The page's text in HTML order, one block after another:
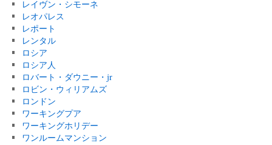
レイヴン・シモーネ
レオパレス
レポート
レンタル
ロシア
ロシア人
ロバート・ダウニー・jr
ロビン・ウィリアムズ
ロンドン
ワーキングプア
ワーキングホリデー
ワンルームマンション